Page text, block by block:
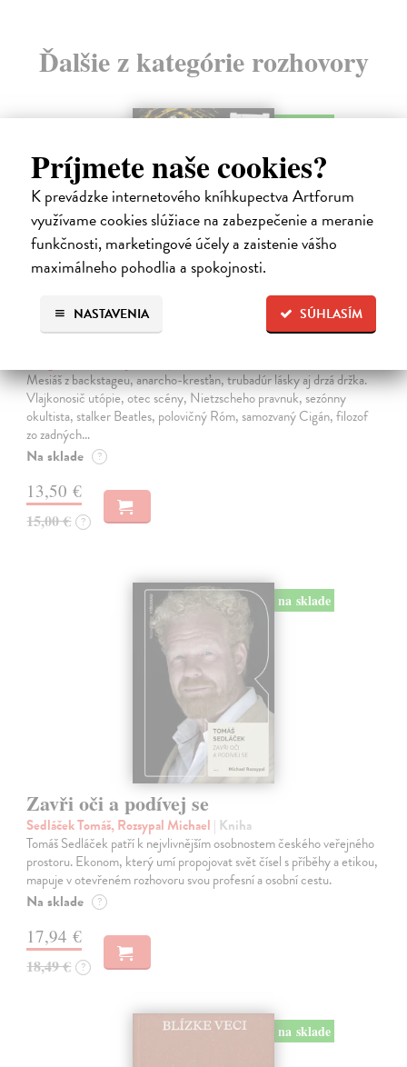
Príjmete naše cookies?
K prevádzke internetového kníhkupectva Artforum
využívame cookies slúžiace na zabezpečenie a meranie
funkčnosti, marketingové účely a zaistenie vášho
maximálneho pohodlia a spokojnosti.
SÚHLASÍM
NASTAVENIA
Ďalšie z kategórie rozhovory
Všetci sme anarchisti
Mesiáš z backstageu, anarcho-kresťan, trubadúr lásky aj drzá držka.
Vlajkonosič utópie, otec scény, Nietzscheho pravnuk, sezónny
okultista, stalker Beatles, polovičný Róm, samozvaný Cigán, filozof
zo zadných…
Na sklade ?
13,50 €
15,00 € ?
na sklade
Zavři oči a podívej se
Sedláček Tomáš, Rozsypal Michael | Kniha
Tomáš Sedláček patří k nejvlivnějším osobnostem českého veřejného
prostoru. Ekonom, který umí propojovat svět čísel s příběhy a etikou,
mapuje v otevřeném rozhovoru svou profesní a osobní cestu.
Na sklade ?
17,94 €
18,49 € ?
na sklade